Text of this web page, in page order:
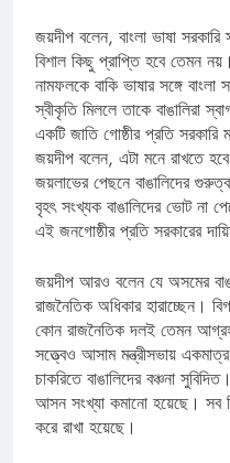
জয়দীপ বলেন, বাংলা ভাষা সরকারি
বিশাল কিছু প্রাপ্তি হবে তেমন
নামফলকে বাকি ভাষার সঙ্গে
স্বীকৃতি মিললে তাকে বাঙালিরা
একটি জাতি গোষ্ঠীর প্রতি
জয়দীপ বলেন, এটা মনে রাখতে হবে
জয়লাভের পেছনে বাঙালিদের
বৃহৎ সংখ্যক বাঙালিদের ভোট
এই জনগোষ্ঠীর প্রতি সরকারের
জয়দীপ আরও বলেন যে অসমের
রাজনৈতিক অধিকার হারাচ্ছেন।
কোন রাজনৈতিক দলই তেমন
সত্ত্বেও আসাম মন্ত্রীসভায়
চাকরিতে বাঙালিদের বঞ্চনা
আসন সংখ্যা কমানো হয়েছে। সব
করে রাখা হয়েছে।